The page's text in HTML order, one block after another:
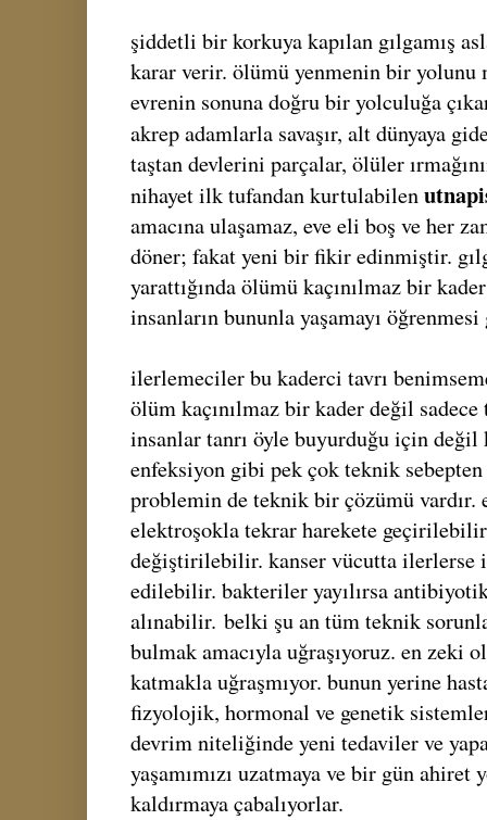
şiddetli bir korkuya kapılan gılgamış
karar verir. ölümü yenmenin bir yolunu
evrenin sonuna doğru bir yolculuğa
akrep adamlarla savaşır, alt dünyaya
taştan devlerini parçalar, ölüler
nihayet ilk tufandan kurtulabilen
amacına ulaşamaz, eve eli boş ve her
döner; fakat yeni bir fikir edinmiştir.
yarattığında ölümü kaçınılmaz bir
insanların bununla yaşamayı
ilerlemeciler bu kaderci tavrı
ölüm kaçınılmaz bir kader değil
insanlar tanrı öyle buyurduğu için
enfeksiyon gibi pek çok teknik
problemin de teknik bir çözümü vardır.
elektroşokla tekrar harekete
değiştirilebilir. kanser vücutta ilerlerse
edilebilir. bakteriler yayılırsa
alınabilir. belki şu an tüm teknik
bulmak amacıyla uğraşıyoruz. en zeki
katmakla uğraşmıyor. bunun yerine
fizyolojik, hormonal ve genetik
devrim niteliğinde yeni tedaviler ve
yaşamımızı uzatmaya ve bir gün
kaldırmaya çabalıyorlar.